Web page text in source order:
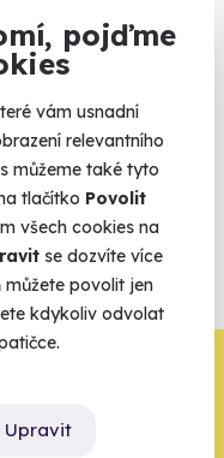
pojďme
vám usnadní
relevantního
můžeme také tyto
tlačítko Povolit
všech cookies na
se dozvíte více
povolit jen
kdykoliv odvolat
Upravit
my